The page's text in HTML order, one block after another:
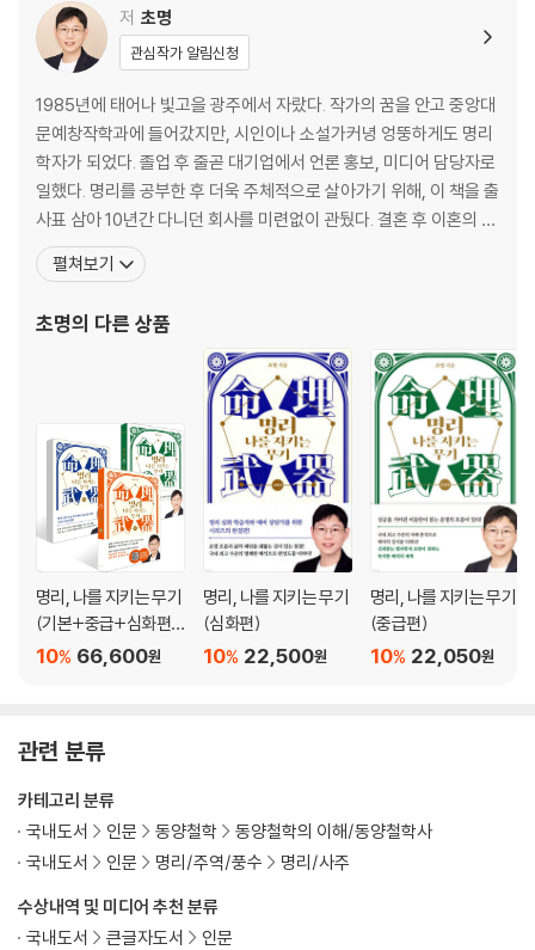
왕지와 도화: 계절의 절정
고지와 화개: 계절을 맺는 기운
각 지지의 지장간 살피기
생지, 왕지, 고지에 따른 특성
지장간을 보는 새로운 관점
지지의 속성 확장하기
지장간의 흐름 살펴보기
왜 왕지인 오화에만 지장간이 하나 더 들어 있을까?
3장. 관계 속에서 나를 지켜내는 지혜, 십성(十星)
십성의 가치와 서열
식상: 삶을 풍요롭게 하는 힘
방송인 유재석의 명식
재성: 자원을 활용하는 능력
일반인 영업사원의 명식
관성: 제도와 질서를 대하는 태도
이토 히로부미의 명식
언론인 김어준의 명식
인성: 여유와 통찰의 힘
십성의 두 가지 흐름: 식상생재 대 관인상생
실전! 내 사주풀이
4장. 60개의 인간 군상과 60개의 활용법, 일주
일주를 파악할 때 지장간을 꼼꼼히 살펴야 하는 이유는?
기업인 이병철 회장의 명식
60일주, 60개의 인간 군상
저 초명
관심작가 알림신청
1985년에 태어나 빛고을 광주에서 자랐다. 작가의 꿈을 안고 중앙대
문예창작학과에 들어갔지만, 시인이나 소설가커녕 엉뚱하게도 명리
학자가 되었다. 졸업 후 줄곧 대기업에서 언론 홍보, 미디어 담당자로
일했다. 명리를 공부한 후 더욱 주체적으로 살아가기 위해, 이 책을 출
사표 삼아 10년간 다니던 회사를 미련없이 관뒀다. 결혼 후 이혼의 위
기를 앞두고 여러 철학관을 찾았다. 모두가 두세 번 이혼한다 했다. 인
간은 정해진 운명을 결코 벗어날 수 없기 때문이라는 말에 분노하다
가’에 대한 화두를 붙잡고 끈질기게
펼쳐보기
초명의 다른 상품
명리, 나를 지키는 무기
(기본+중급+심화편
세트) 66,600원
10%
명리, 나를 지키는 무기
(심화편)
22,500원
10%
명리, 나를 지키는 무기
(중급편)
22,050원
10%
관련 분류
수상내역 및 미디어 추천 분류
국내도서
큰글자도서 인문
카테고리 분류
국내도서
인문 동양철학
동양철학의 이해/동양철학사
국내도서
인문 명리/주역/풍수 명리/사주